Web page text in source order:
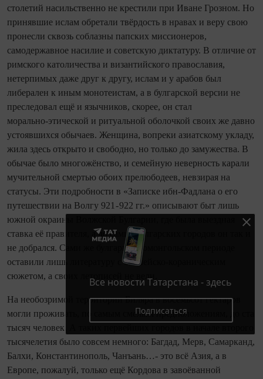
столетий насильственно не крестили при Иване Грозном. Но
принявшие ислам обретали твёрдость в нравах и веру свою
пронесли сквозь соблазны папских миссионеров,
самодержавное насилие и советскую диктатуру. В отличие от
римского католичества и византийского православия,
нетерпимых даже друг к другу, ислам и у арабов был
либерален к иным монотеистам, а в булгарской версии не
преследовал ещё и язычников, скорее, он стал
морально‑этической и ритуальной оболочкой своих же давно
устоявшихся обычаев. Женщина, вопреки азиатскому укладу,
жила здесь открыто и свободно, но только до замужества. В
обычае было многожёнство, и семейную неверность карали
мучительной смертью обоих прелюбодеев, невзирая на
статусы. Эти подробности в «Записке ибн‑Фадлана о его
путешествии на Волгу 921 - 922 гг.» описывают быт лишь
южной окраины Волжской Булгарии, где была выездная
ставка её правителя, а до самих булгарских городов он так и
не добрался. Сами же булгары в домонгольском периоде
оставили лишь литературу с библейско‑кораническим
сюжетом, а своих летописей не вели.
На необозримой территории Биляра в восемьсот гектаров
могли проживать, по самым смелым предположениям, до ста
тысяч человек. А таких первейших городов в начале второго
тысячелетия было совсем немного: Багдад, Мерв, Самарканд,
Балхи, Константинополь, Чанъань…- это всё Азия, а в
Европе, пожалуй, только ещё Кордова в завоёванной
Все новости Татарстана - здесь
Подписаться